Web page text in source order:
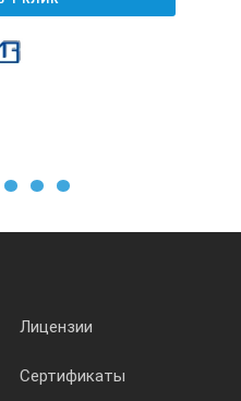
дюйм
Лицензии
Сертификаты